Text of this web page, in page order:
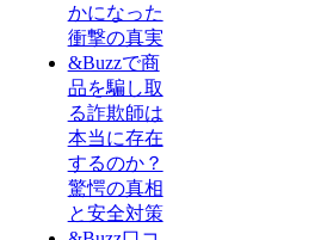
かになった
衝撃の真実
&Buzzで商
品を騙し取
る詐欺師は
本当に存在
するのか？
驚愕の真相
と安全対策